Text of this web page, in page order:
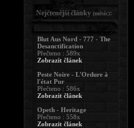
Nejčtenější články (měsíc):
Blut Aus Nord - 777 - The
Desanctification
Přečteno : 589x
Zobrazit článek
Peste Noire - L'Ordure à
l'état Pur
Přečteno : 586x
Zobrazit článek
Opeth - Heritage
Přečteno : 558x
Zobrazit článek